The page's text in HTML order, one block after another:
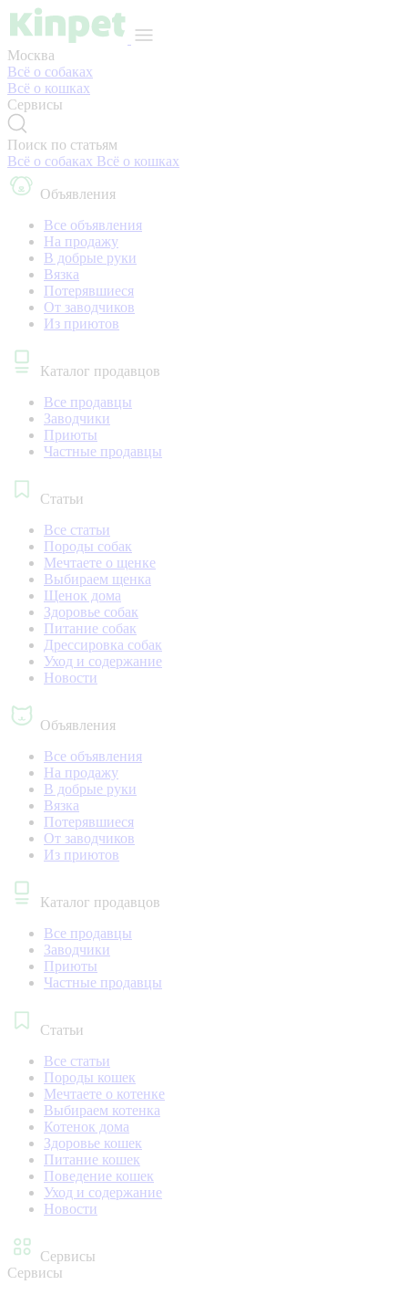
Москва
Всё о собаках
Всё о кошках
Сервисы
Поиск по статьям
Всё о собаках Всё о кошках
Объявления
Все объявления
На продажу
В добрые руки
Вязка
Потерявшиеся
От заводчиков
Из приютов
Каталог продавцов
Все продавцы
Заводчики
Приюты
Частные продавцы
Статьи
Все статьи
Породы собак
Мечтаете о щенке
Выбираем щенка
Щенок дома
Здоровье собак
Питание собак
Дрессировка собак
Уход и содержание
Новости
Объявления
Все объявления
На продажу
В добрые руки
Вязка
Потерявшиеся
От заводчиков
Из приютов
Каталог продавцов
Все продавцы
Заводчики
Приюты
Частные продавцы
Статьи
Все статьи
Породы кошек
Мечтаете о котенке
Выбираем котенка
Котенок дома
Здоровье кошек
Питание кошек
Поведение кошек
Уход и содержание
Новости
Сервисы
Сервисы